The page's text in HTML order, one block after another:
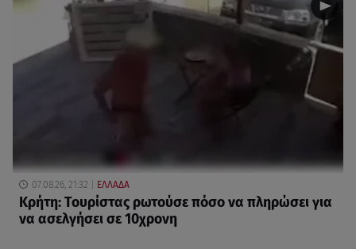
07.08.26, 21:32 ΕΛΛΑΔΑ
Κρήτη: Τουρίστας ρωτούσε πόσο να πληρώσει για
να ασελγήσει σε 10χρονη